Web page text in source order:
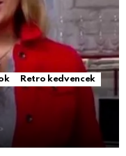
Retro kedvencek